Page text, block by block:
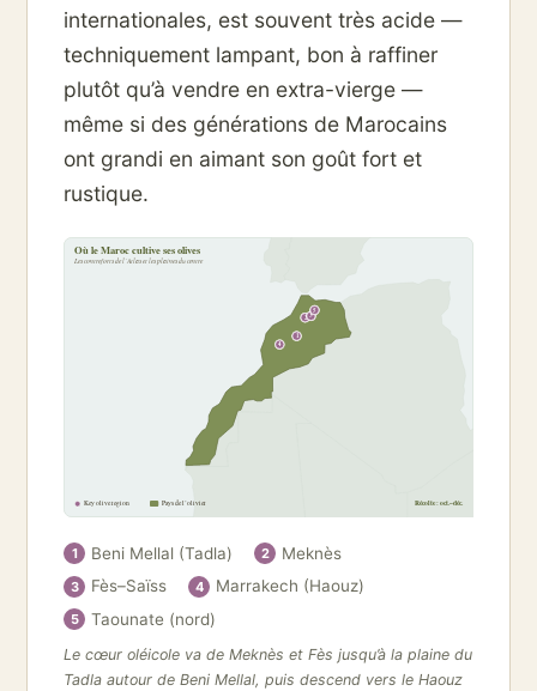
internationales, est souvent très acide —
techniquement lampant, bon à raffiner
plutôt qu’à vendre en extra-vierge —
même si des générations de Marocains
ont grandi en aimant son goût fort et
rustique.
1
2 3
4
5
Où le Maroc cultive ses olives
Les contreforts de l’Atlas et les plaines du centre
Key olive region Pays de l’olivier Récolte : oct.–déc.
1 Beni Mellal (Tadla) 2 Meknès
3 Fès–Saïss 4 Marrakech (Haouz)
5 Taounate (nord)
Le cœur oléicole va de Meknès et Fès jusqu’à la plaine du
Tadla autour de Beni Mellal, puis descend vers le Haouz